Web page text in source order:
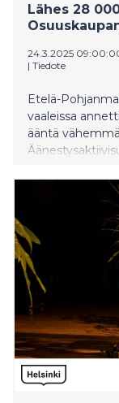
Lähes 28
24.3.2025
| Tiedote
Etelä-
vaaleissa
ääntä
valittiin 50